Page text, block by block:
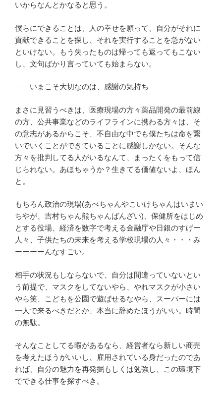
いからなんとかなると思う。
僕らにできることは、人の幸せを願って、自分がそれに
貢献できることを探し、それを実行することを急がない
といけない。もう失ったものは帰っても返ってもこない
し、文句ばかり言っていても始まらない。
― いまこそ大切なのは、感謝の気持ち
まさに見習うべきは、医療現場の方々薬品開発の最前線
の方、公共事業などのライフラインに携わる方々は、そ
の意志があるからこそ、不自由な中でも僕たちは命を繋
いでいくことができていることに感謝しかない。そんな
方々を批判してる人がいるなんて、まったくをもって信
じられない。あほちゃうか？生きてる価値ないよ、ほん
と。
もちろん政治の現場(あべちゃんやこいけちゃんはいまい
ちやが、吉村ちゃん熊ちゃんばんざい)、保健所をはじめ
とする役場、経済を数字で考える金融庁や日銀のすげー
人々、子供たちの未来を考える学校現場の人々・・・み
ーーーーんなすごい。
相手の状況もしならないで、自分は間違っていないとい
う前提で、マスクをしてないやら、やれマスクが小さい
やら笑、こどもを公園で遊ばせるなやら、スーパーには
一人で来るべきだとか、本当に辞めたほうがいい。時間
の無駄。
そんなことしてる暇があるなら、経営者なら新しい商売
を考えたほうがいいし、雇用されている身だったのであ
れば、自分の魅力を再発掘もしくは勉強し、この環境下
でできる仕事を探すべき。